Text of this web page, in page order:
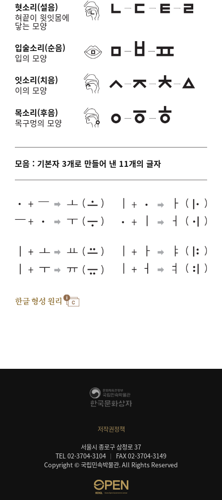
혓소리(설음)
혀끝이 윗잇몸에
닿는 모양
입술소리(순음)
입의 모양
잇소리(치음)
이의 모양
목소리(후음)
목구멍의 모양
모음 : 기본자 3개로 만들어 낸 11개의 글자
한글 형성 원리
저작권정책
서울시 종로구 삼청로 37
TEL 02-3704-3104
FAX 02-3704-3149
Copyright © 국립민속박물관. All Rights Reserved